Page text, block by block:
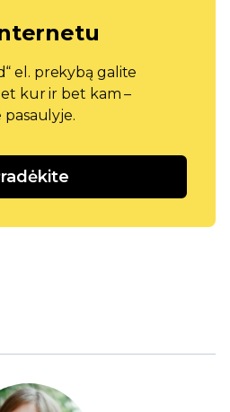
el. prekybą galite
kur ir bet kam –